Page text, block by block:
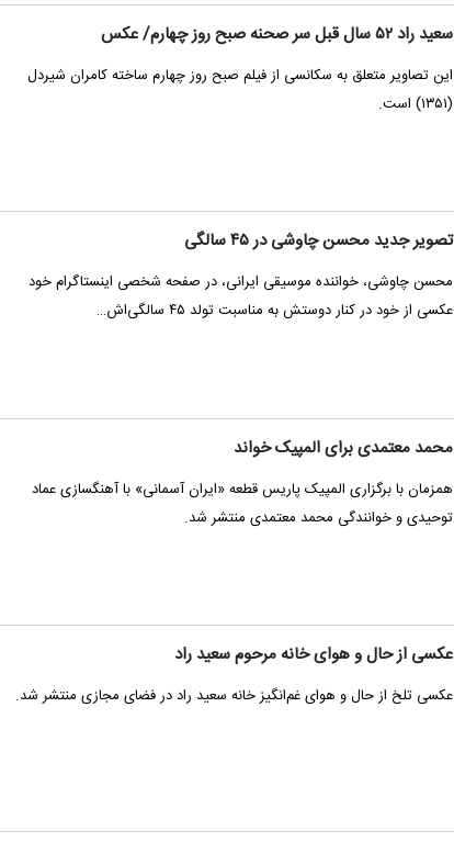
سعید راد ۵۲ سال قبل سر صحنه صبح روز چهارم/ عکس
این تصاویر متعلق به سکانسی از فیلم صبح روز چهارم ساخته کامران شیردل
(۱۳۵۱) است.
تصویر جدید محسن چاوشی در ۴۵ سالگی
محسن چاوشی، خواننده موسیقی ایرانی، در صفحه شخصی اینستاگرام خود
عکسی از خود در کنار دوستش به مناسبت تولد ۴۵ سالگی‌اش…
محمد معتمدی برای المپیک خواند
همزمان با برگزاری المپیک پاریس قطعه «ایران آسمانی» با آهنگسازی عماد
توحیدی و خوانندگی محمد معتمدی منتشر شد.
عکسی از حال و هوای خانه مرحوم سعید راد
عکسی تلخ از حال و هوای غم‌انگیز خانه سعید راد در فضای مجازی منتشر شد.